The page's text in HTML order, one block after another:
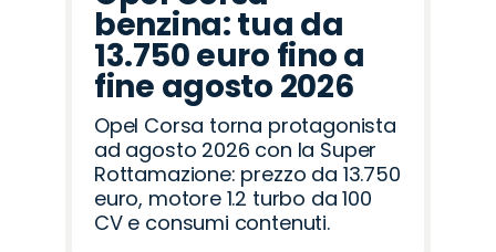
benzina: tua da
13.750 euro fino a
fine agosto 2026
Opel Corsa torna protagonista
ad agosto 2026 con la Super
Rottamazione: prezzo da 13.750
euro, motore 1.2 turbo da 100
CV e consumi contenuti.